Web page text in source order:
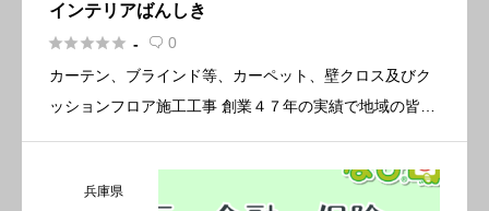
インテリアばんしき
 -  0
カーテン、ブラインド等、カーペット、壁クロス及びク
ッションフロア施工工事 創業４７年の実績で地域の皆様
に信頼されています。新しいカーテンで窓辺をリフレッ
シュしてみませんか？ 一窓より採寸いたします。 採寸・
兵庫県